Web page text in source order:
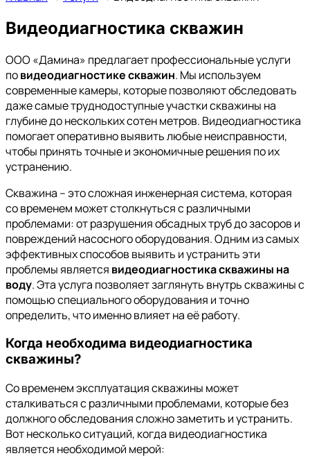
Видеодиагностика скважин
ООО «Дамина» предлагает профессиональные услуги
повидеодиагностике скважин. Мы используем
современные камеры, которые позволяют обследовать
даже самые труднодоступные участки скважины на
глубине до нескольких сотен метров. Видеодиагностика
помогает оперативно выявить любые неисправности,
чтобы принять точные и экономичные решения по их
устранению.
Скважина – это сложная инженерная система, которая
со временем может столкнуться с различными
проблемами: от разрушения обсадных труб до засоров и
повреждений насосного оборудования. Одним из самых
эффективных способов выявить и устранить эти
проблемы является видеодиагностика скважины на
воду. Эта услуга позволяет заглянуть внутрь скважины с
помощью специального оборудования и точно
определить, что именно влияет на её работу.
Когда необходима видеодиагностика
скважины?
Со временем эксплуатация скважины может
сталкиваться с различными проблемами, которые без
должного обследования сложно заметить и устранить.
Вот несколько ситуаций, когда видеодиагностика
является необходимой мерой: